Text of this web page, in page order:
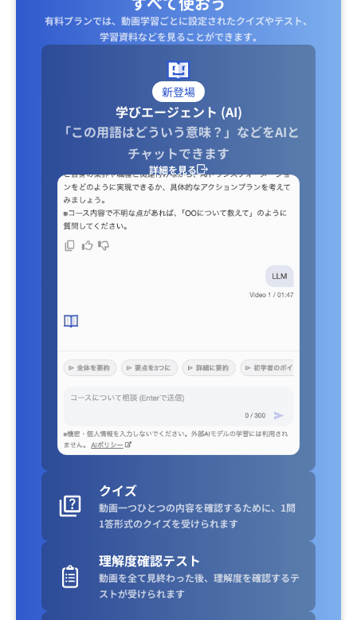
有料プランでは、動画学習ごとに設定されたクイズやテスト、
学習資料などを見ることができます｡
新登場
学びエージェント (AI)
「この用語はどういう意味？」などをAIと
チャットできます
詳細を見る
クイズ
動画一つひとつの内容を確認するために、1問
1答形式のクイズを受けられます
理解度確認テスト
動画を全て見終わった後、理解度を確認するテ
ストが受けられます